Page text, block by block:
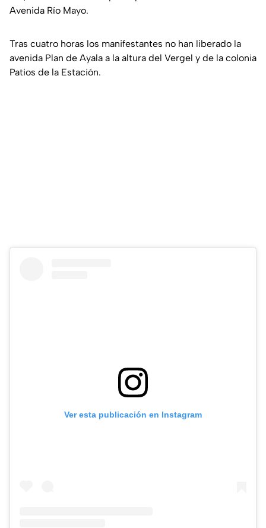
Avenida Río Mayo.
Tras cuatro horas los manifestantes no han liberado la
avenida Plan de Ayala a la altura del Vergel y de la colonia
Patios de la Estación.
Ver esta publicación en Instagram